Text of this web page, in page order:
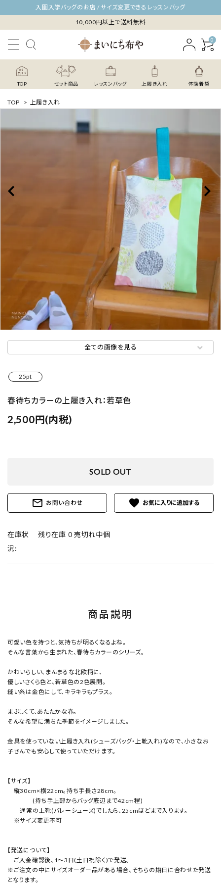
入園入学バッグのお店 / サイズ変更できるレッスンバッグ
10,000円以上で送料無料
0
TOP セット商品 レッスンバッグ 上履き入れ 体操着袋
TOP > 上履き入れ
全ての画像を見る
25pt
春待ちカラーの上履き入れ：若草色
2,500円(内税)
SOLD OUT
mail_outline お問い合わせ favorite
在庫状
況:
残り在庫 0 売切れ中個
商品説明
可愛い色を持つと、気持ちが明るくなるよね。
そんな言葉から生まれた、春待ちカラーのシリーズ。
かわいらしい、まんまるな北欧柄に、
優しいさくら色と、若草色の2色展開。
縫い糸は金色にして、キラキラもプラス。
まぶしくて、あたたかな春。
そんな希望に満ちた季節をイメージしました。
金具を使っていない上履き入れ(シューズバッグ・上靴入れ)なので、小さなお
子さんでも安心して使っていただけます。
【サイズ】
縦30cm×横22cm。持ち手長さ28cm。
(持ち手上部からバッグ底辺まで42cm程)
通常の上靴(バレーシューズ)でしたら、25cmほどまで入ります。
※サイズ変更不可
【発送について】
ご入金確認後、1～3日(土日祝除く)で発送。
※ご注文の中にサイズオーダー品がある場合、そちらの期日に合わせた発送
となります。